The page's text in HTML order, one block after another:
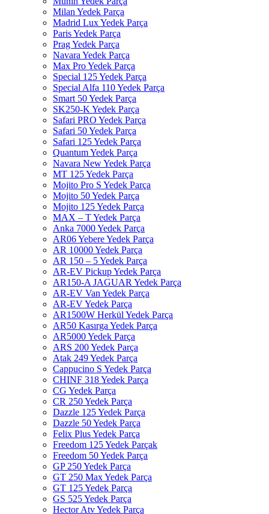
Milan Yedek Parça
Madrid Lux Yedek Parça
Paris Yedek Parça
Prag Yedek Parça
Navara Yedek Parça
Max Pro Yedek Parça
Special 125 Yedek Parça
Special Alfa 110 Yedek Parça
Smart 50 Yedek Parça
SK250-K Yedek Parça
Safari PRO Yedek Parça
Safari 50 Yedek Parça
Safari 125 Yedek Parça
Quantum Yedek Parça
Navara New Yedek Parça
MT 125 Yedek Parça
Mojito Pro S Yedek Parça
Mojito 50 Yedek Parça
Mojito 125 Yedek Parça
MAX – T Yedek Parça
Anka 7000 Yedek Parça
AR06 Yebere Yedek Parça
AR 10000 Yedek Parça
AR 150 – 5 Yedek Parça
AR-EV Pickup Yedek Parça
AR150-A JAGUAR Yedek Parça
AR-EV Van Yedek Parça
AR-EV Yedek Parça
AR1500W Herkül Yedek Parça
AR50 Kasırga Yedek Parça
AR5000 Yedek Parça
ARS 200 Yedek Parça
Atak 249 Yedek Parça
Cappucino S Yedek Parça
CHINF 318 Yedek Parça
CG Yedek Parça
CR 250 Yedek Parça
Dazzle 125 Yedek Parça
Dazzle 50 Yedek Parça
Felix Plus Yedek Parça
Freedom 125 Yedek Parçak
Freedom 50 Yedek Parça
GP 250 Yedek Parça
GT 250 Max Yedek Parça
GT 125 Yedek Parça
GS 525 Yedek Parça
Hector Atv Yedek Parça